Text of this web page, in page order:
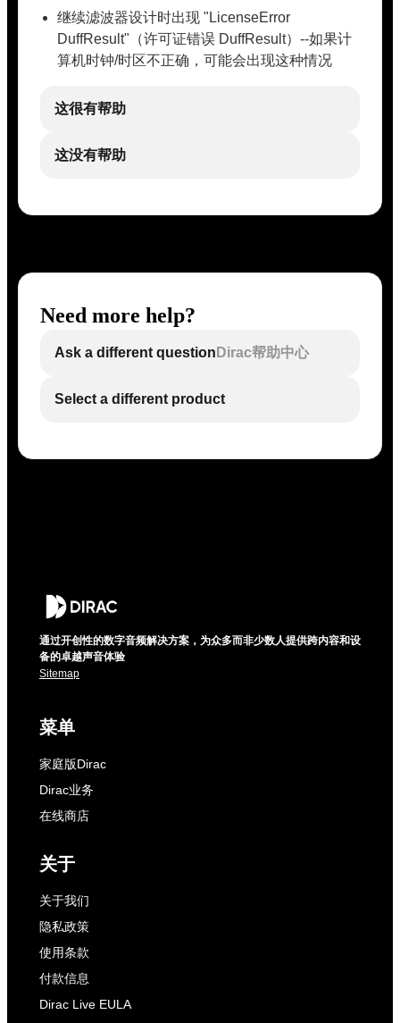
继续滤波器设计时出现 "LicenseError
DuffResult"（许可证错误 DuffResult）--如果计
算机时钟/时区不正确，可能会出现这种情况
这很有帮助
这没有帮助
Need more help?
Ask a different question Dirac帮助中心
Select a different product
通过开创性的数字音频解决方案，为众多而非少数人提供跨内容和设
备的卓越声音体验
Sitemap
菜单
家庭版Dirac
Dirac业务
在线商店
关于
关于我们
隐私政策
使用条款
付款信息
Dirac Live EULA